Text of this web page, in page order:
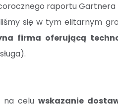
raportu Gartnera
się w tym elitarnym
firma oferującą
na celu wskazanie